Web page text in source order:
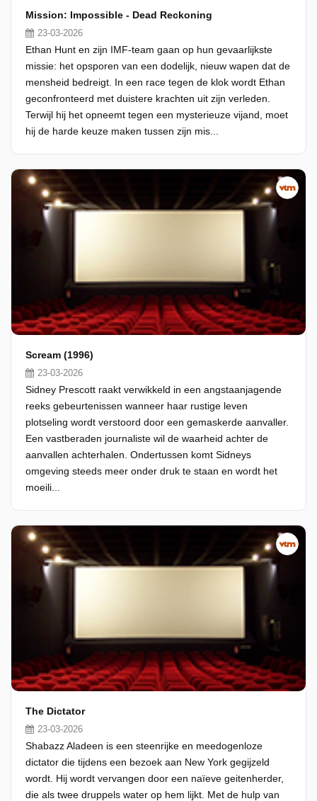
Mission: Impossible - Dead Reckoning
23-03-2026
Ethan Hunt en zijn IMF-team gaan op hun gevaarlijkste
missie: het opsporen van een dodelijk, nieuw wapen dat de
mensheid bedreigt. In een race tegen de klok wordt Ethan
geconfronteerd met duistere krachten uit zijn verleden.
Terwijl hij het opneemt tegen een mysterieuze vijand, moet
hij de harde keuze maken tussen zijn mis...
Scream (1996)
23-03-2026
Sidney Prescott raakt verwikkeld in een angstaanjagende
reeks gebeurtenissen wanneer haar rustige leven
plotseling wordt verstoord door een gemaskerde aanvaller.
Een vastberaden journaliste wil de waarheid achter de
aanvallen achterhalen. Ondertussen komt Sidneys
omgeving steeds meer onder druk te staan en wordt het
moeili...
The Dictator
23-03-2026
Shabazz Aladeen is een steenrijke en meedogenloze
dictator die tijdens een bezoek aan New York gegijzeld
wordt. Hij wordt vervangen door een naïeve geitenherder,
die als twee druppels water op hem lijkt. Met de hulp van